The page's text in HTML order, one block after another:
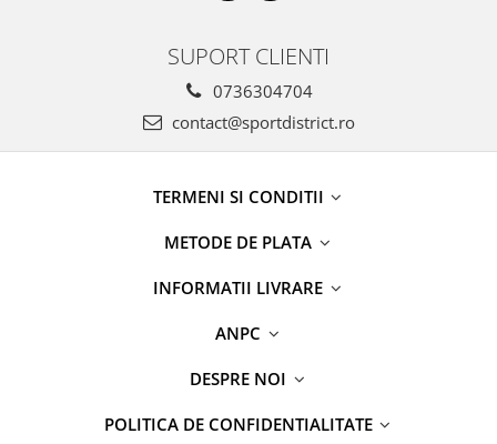
SUPORT CLIENTI
0736304704
contact@sportdistrict.ro
TERMENI SI CONDITII
METODE DE PLATA
INFORMATII LIVRARE
ANPC
DESPRE NOI
POLITICA DE CONFIDENTIALITATE